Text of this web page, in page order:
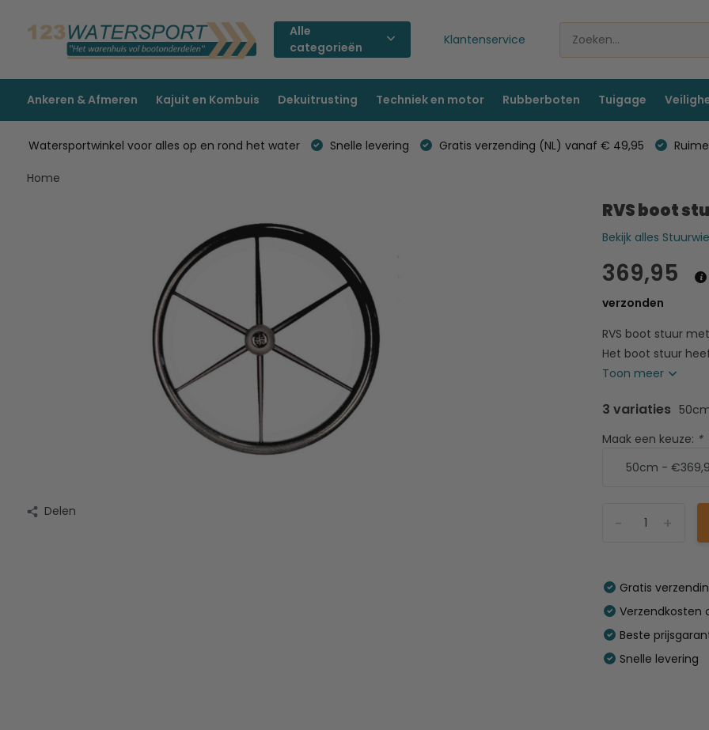
Alle
categorieën
Klantenservice
Ankeren & Afmeren Kajuit en Kombuis Dekuitrusting Techniek en motor Rubberboten Tuigage
Watersportwinkel voor alles op en rond het water Snelle levering Gratis verzending (NL) vanaf € 49,95
Home
Delen
RVS boot
Bekijk alles
369,95
verzonden
RVS boot stuur
Het boot stuur
Toon meer
3 variaties
Maak een keuze: *
+
-
Gratis
Verzendkosten
Beste
Snelle levering